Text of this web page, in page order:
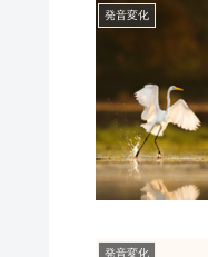
発音変化
発音変化